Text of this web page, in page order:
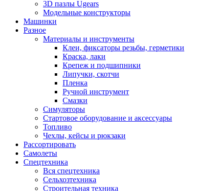
3D пазлы Ugears
Модельные конструкторы
Машинки
Разное
Материалы и инструменты
Клеи, фиксаторы резьбы, герметики
Краска, лаки
Крепеж и подшипники
Липучки, скотчи
Пленка
Ручной инструмент
Смазки
Симуляторы
Стартовое оборудование и аксессуары
Топливо
Чехлы, кейсы и рюкзаки
Рассортировать
Самолеты
Спецтехника
Вся спецтехника
Сельхозтехника
Строительная техника